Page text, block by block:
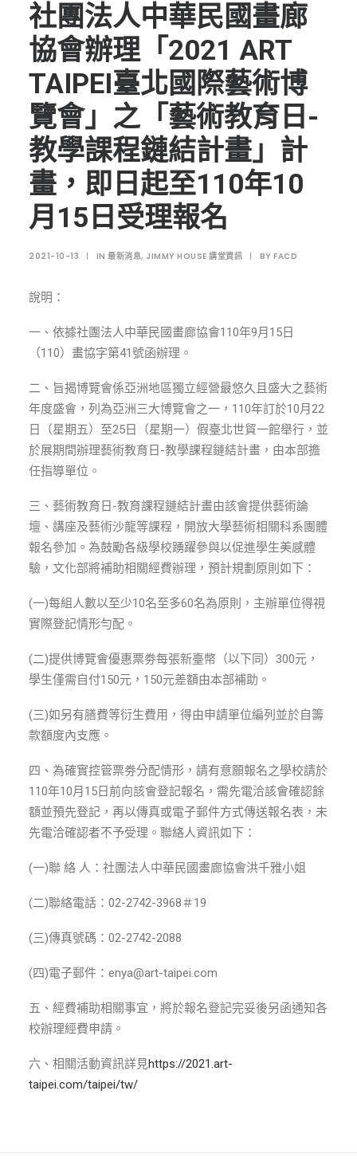
聯絡我們 CONTACT
法規章程
FACEBOOK
ENGLISH
搜尋
社團法人中華民國畫廊
協會辦理「2021 ART
TAIPEI臺北國際藝術博
覽會」之「藝術教育日-
教學課程鏈結計畫」計
畫，即日起至110年10
月15日受理報名
2021-10-13 | IN 最新消息, JIMMY HOUSE 講堂資訊 | BY FACD
說明：
一、依據社團法人中華民國畫廊協會110年9月15日
（110）畫協字第41號函辦理。
二、旨揭博覽會係亞洲地區獨立經營最悠久且盛大之藝術
年度盛會，列為亞洲三大博覽會之一，110年訂於10月22
日（星期五）至25日（星期一）假臺北世貿一館舉行，並
於展期間辦理藝術教育日-教學課程鏈結計畫，由本部擔
任指導單位。
三、藝術教育日-教育課程鏈結計畫由該會提供藝術論
壇、講座及藝術沙龍等課程，開放大學藝術相關科系團體
報名參加。為鼓勵各級學校踴躍參與以促進學生美感體
驗，文化部將補助相關經費辦理，預計規劃原則如下：
(一)每組人數以至少10名至多60名為原則，主辦單位得視
實際登記情形勻配。
(二)提供博覽會優惠票劵每張新臺幣（以下同）300元，
學生僅需自付150元，150元差額由本部補助。
(三)如另有膳費等衍生費用，得由申請單位編列並於自籌
款額度內支應。
四、為確實控管票劵分配情形，請有意願報名之學校請於
110年10月15日前向該會登記報名，需先電洽該會確認餘
額並預先登記，再以傳真或電子郵件方式傳送報名表，未
先電洽確認者不予受理。聯絡人資訊如下：
(一)聯 絡 人：社團法人中華民國畫廊協會洪千雅小姐
(二)聯絡電話：02-2742-3968＃19
(三)傳真號碼：02-2742-2088
(四)電子郵件：enya@art-taipei.com
五、經費補助相關事宜，將於報名登記完妥後另函通知各
校辦理經費申請。
六、相關活動資訊詳見https://2021.art-
taipei.com/taipei/tw/